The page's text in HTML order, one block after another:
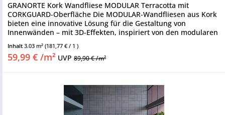
GRANORTE Kork Wandfliese MODULAR Terracotta mit
CORKGUARD-Oberfläche Die MODULAR-Wandfliesen aus Kork
bieten eine innovative Lösung für die Gestaltung von
Innenwänden – mit 3D-Effekten, inspiriert von den modularen
Werken des Architekten...
Inhalt 3.03 m² (181,77 € / 1 )
59,99 € /m² UVP 89,90 € /m²